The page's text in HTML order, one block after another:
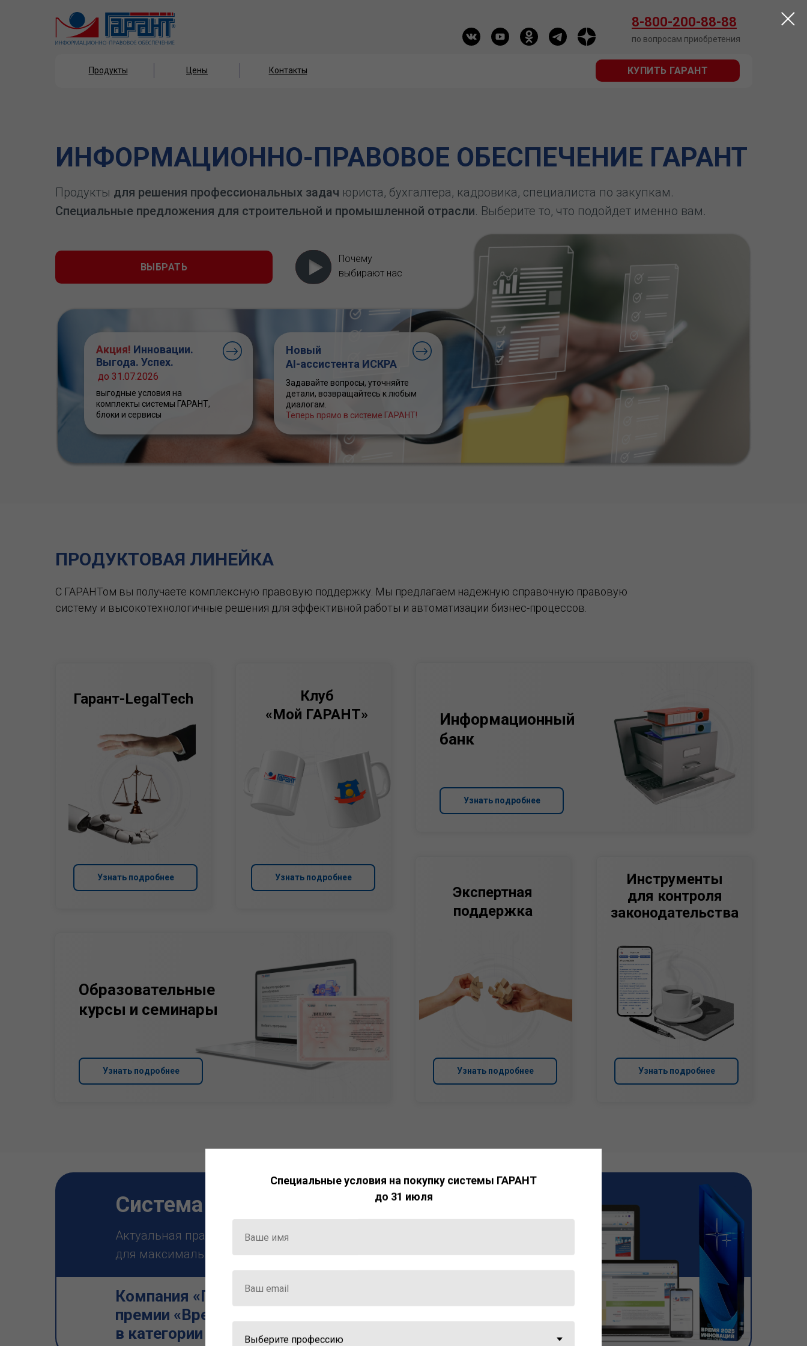
Продукты Цены Контакты
8-800-200-88-88
по вопросам приобретения
КУПИТЬ ГАРАНТ
Продукты КУПИТЬ ГАРАНТ
ИНФОРМАЦИОННО-ПРАВОВОЕ ОБЕСПЕЧЕНИЕ ГАРАНТ
Продукты для решения профессиональных задач юриста, бухгалтера, кадровика, специалиста по закупкам.
Специальные предложения для строительной и промышленной отрасли. Выберите то, что подойдет именно вам.
ВЫБРАТЬ
Почему
выбирают нас
Акция! Инновации.
Выгода. Успех.
выгодные условия на
комплекты системы ГАРАНТ,
блоки и сервисы
до 31.07.2026
Новый
AI-ассистента ИСКРА
Задавайте вопросы, уточняйте
детали, возвращайтесь к любым
диалогам.
Теперь прямо в системе ГАРАНТ!
ПРОДУКТОВАЯ ЛИНЕЙКА
С ГАРАНТом вы получаете комплексную правовую поддержку. Мы предлагаем надежную справочную правовую
систему и высокотехнологичные решения для эффективной работы и автоматизации бизнес-процессов.
Узнать подробнее
Информационный
банк
Узнать подробнее
Экспертная
поддержка
Узнать подробнее
Инструменты
для контроля
законодательства
Узнать подробнее
Клуб
«Мой ГАРАНТ»
Узнать подробнее
Образовательные
курсы и семинары
Узнать подробнее
Гарант-LegalTech
Компания «Гарант» стала победителем
премии «Время инноваций — 2025»
в категории «Искусственный интеллект»
Система ГАРАНТ
Актуальная правовая информация и инструменты
для максимально эффективной работы с ней.
Специальные условия на покупку системы ГАРАНТ
до 31 июля